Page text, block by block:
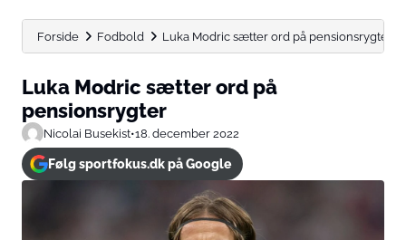
Forside Fodbold Luka Modric sætter ord på pensionsrygter
Luka Modric sætter ord på
pensionsrygter
Nicolai Busekist•18. december 2022
Følg sportfokus.dk på Google